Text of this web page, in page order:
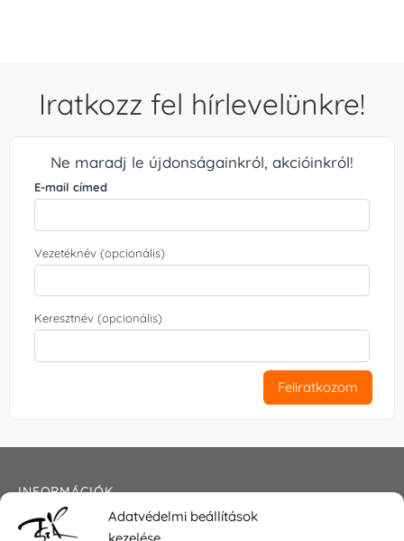
Adatvédelmi beállítások
Iratkozz fel hírlevelünkre!
Ne maradj le újdonságainkról, akcióinkról!
E-mail címed
Vezetéknév (opcionális)
Keresztnév (opcionális)
Feliratkozom
INFORMÁCIÓK
Általános szerződési feltételek